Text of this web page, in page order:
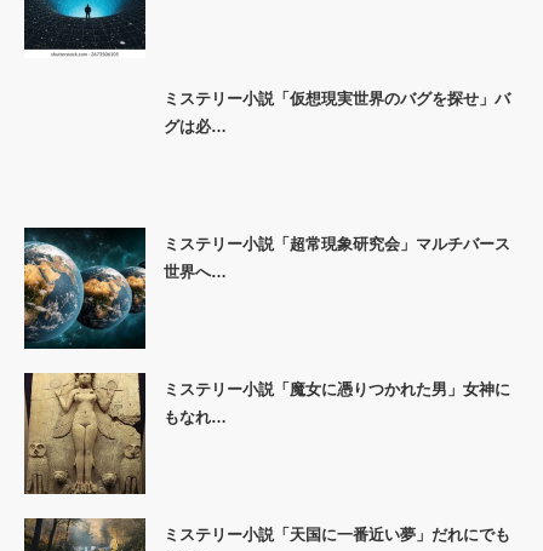
ミステリー小説「仮想現実世界のバグを探せ」バ
グは必…
ミステリー小説「超常現象研究会」マルチバース
世界へ…
ミステリー小説「魔女に憑りつかれた男」女神に
もなれ…
ミステリー小説「天国に一番近い夢」だれにでも